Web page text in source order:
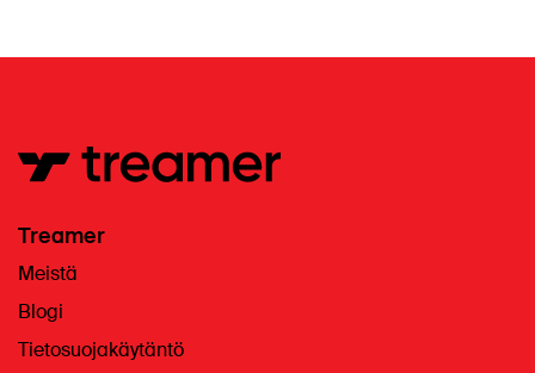
Treamer
Meistä
Blogi
Tietosuojakäytäntö